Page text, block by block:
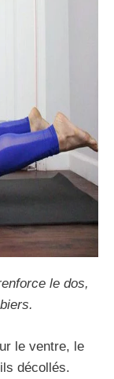
le dos,
le ventre, le
décollés.